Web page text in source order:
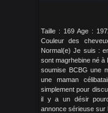
Taille : 169 Age :
Couleur des
Normal(e) Je suis :
sont magrhebine né
soumise BCBG une
une maman
simplement pour
il y a un désir
annonce sérieuse sur